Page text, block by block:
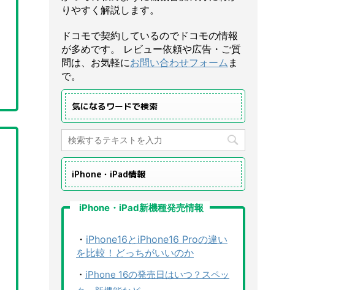
りやすく解説します。
ドコモで契約しているのでドコモの情報
が多めです。 レビュー依頼や広告・ご質
問は、お気軽にお問い合わせフォーム ま
で。
気になるワードで検索
iPhone・iPad情報
iPhone・iPad新機種発売情報
・ iPhone16とiPhone16 Proの違い
を比較！どっちがいいのか
・ iPhone 16の発売日はいつ？スペッ